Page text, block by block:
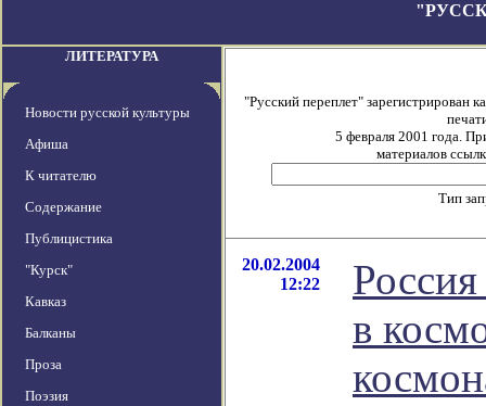
ЛИТЕРАТУРА
Новости русской культуры
Афиша
К читателю
Содержание
Публицистика
"Курск"
Кавказ
Балканы
Проза
Поэзия
"Русский переплет" зарегистрирован
5 февраля 2001 года.
материалов
Тип
20.02.2004
12:22
Россия
в